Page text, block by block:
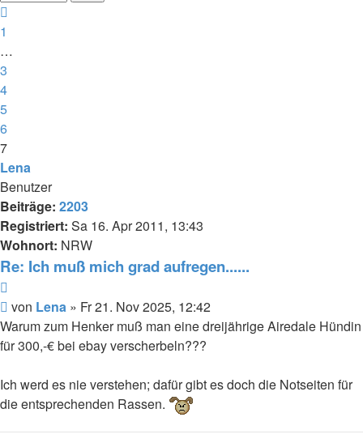
7
1
…
3
4
5
6
7
Lena
Benutzer
Beiträge: 2203
Registriert: Sa 16. Apr 2011, 13:43
Wohnort: NRW
Re: Ich muß mich grad aufregen......
Beitrag
von Lena » Fr 21. Nov 2025, 12:42
Warum zum Henker muß man eine dreijährige Airedale Hündin
für 300,-€ bei ebay verscherbeln???
Ich werd es nie verstehen; dafür gibt es doch die Notseiten für
die entsprechenden Rassen.